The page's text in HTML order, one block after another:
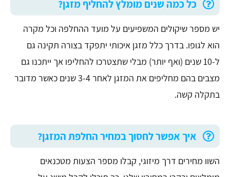
כל כמה שנים מומלץ להחליף מזגן?
יש מספר שיקולים המשפיעים על מועד ההחלפה וכל מקרה
הוא לגופו. בדרך כלל מזגן איכותי יתפקד בצורה תקינה גם
ל-10 שנים (ואף יותר) מבלי שתצטרכו להחליפו אך ייתכנו גם
מצבים בהם מחליפים את המזגן לאחר 3-4 שנים כאשר מדובר
בתקלה קשה.
איך אפשר לחסוך במחיר החלפת המזגן?
השוו מחירים דרך מיזוגי, קבלו מספר הצעות מטכנאים